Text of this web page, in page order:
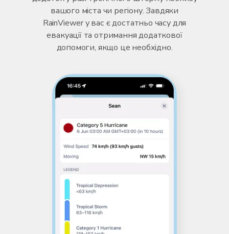
вашого міста чи регіону. Завдяки
RainViewer у вас є достатньо часу для
евакуації та отримання додаткової
допомоги, якщо це необхідно.